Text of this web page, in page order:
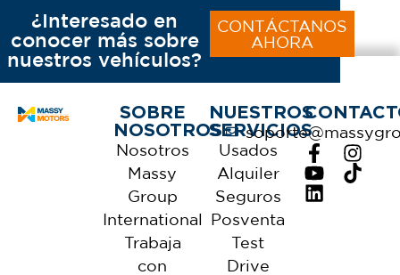
¿Interesado en
conocer más sobre
nuestros vehículos?
CONTÁCTANOS
AHORA
SOBRE
NOSOTROS
Nosotros
Massy
Group
International
Trabaja
con
NUESTROS
SERVICIOS
Usados
Alquiler
Seguros
Posventa
Test
Drive